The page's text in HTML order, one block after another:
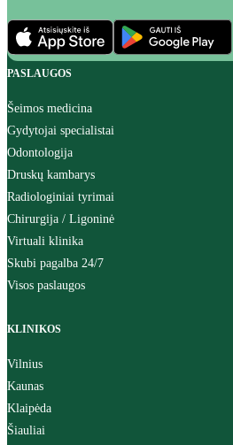
PASLAUGOS
Šeimos medicina
Gydytojai specialistai
Odontologija
Druskų kambarys
Radiologiniai tyrimai
Chirurgija / Ligoninė
Virtuali klinika
Skubi pagalba 24/7
Visos paslaugos
KLINIKOS
Vilnius
Kaunas
Klaipėda
Šiauliai